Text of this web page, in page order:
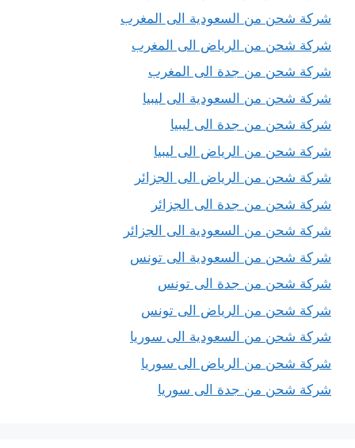
شركة شحن من السعودية الى المغرب
شركة شحن من الرياض الى المغرب
شركة شحن من جدة الى المغرب
شركة شحن من السعودية الى ليبيا
شركة شحن من جدة الى ليبيا
شركة شحن من الرياض الى ليبيا
شركة شحن من الرياض الى الجزائر
شركة شحن من جدة الى الجزائر
شركة شحن من السعودية الى الجزائر
شركة شحن من السعودية الى تونس
شركة شحن من جدة الى تونس
شركة شحن من الرياض الى تونس
شركة شحن من السعودية الى سوريا
شركة شحن من الرياض الى سوريا
شركة شحن من جدة الى سوريا